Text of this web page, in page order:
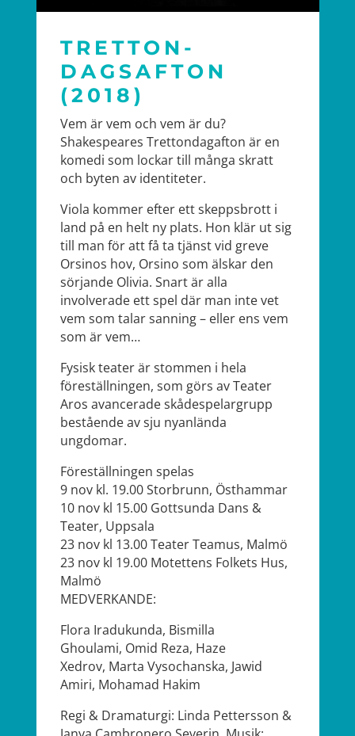
TRETTON-
DAGSAFTON
(2018)
Vem är vem och vem är du?
Shakespeares Trettondagafton är en
komedi som lockar till många skratt
och byten av identiteter.
Viola kommer efter ett skeppsbrott i
land på en helt ny plats. Hon klär ut sig
till man för att få ta tjänst vid greve
Orsinos hov, Orsino som älskar den
sörjande Olivia. Snart är alla
involverade ett spel där man inte vet
vem som talar sanning – eller ens vem
som är vem…
Fysisk teater är stommen i hela
föreställningen, som görs av Teater
Aros avancerade skådespelargrupp
bestående av sju nyanlända
ungdomar.
Föreställningen spelas
9 nov kl. 19.00 Storbrunn, Östhammar
10 nov kl 15.00 Gottsunda Dans &
Teater, Uppsala
23 nov kl 13.00 Teater Teamus, Malmö
23 nov kl 19.00 Motettens Folkets Hus,
Malmö
MEDVERKANDE:
Flora Iradukunda, Bismilla
Ghoulami, Omid Reza, Haze
Xedrov, Marta Vysochanska, Jawid
Amiri, Mohamad Hakim
Regi & Dramaturgi: Linda Pettersson &